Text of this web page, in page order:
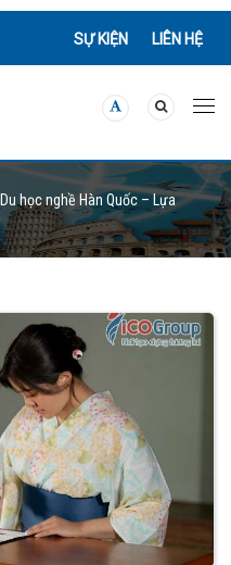
SỰ KIỆN LIÊN HỆ
Du học nghề Hàn Quốc – Lựa